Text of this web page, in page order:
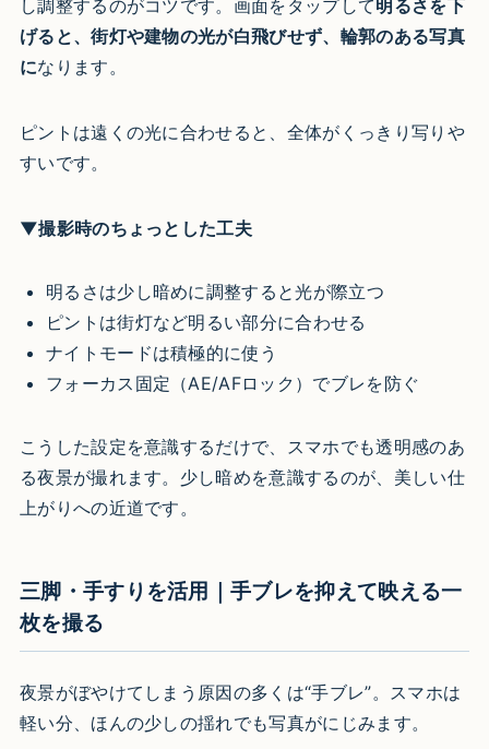
し調整するのがコツです。画面をタップして明るさを下
げると、街灯や建物の光が白飛びせず、輪郭のある写真
になります。
ピントは遠くの光に合わせると、全体がくっきり写りや
すいです。
▼撮影時のちょっとした工夫
明るさは少し暗めに調整すると光が際立つ
ピントは街灯など明るい部分に合わせる
ナイトモードは積極的に使う
フォーカス固定（AE/AFロック）でブレを防ぐ
こうした設定を意識するだけで、スマホでも透明感のあ
る夜景が撮れます。少し暗めを意識するのが、美しい仕
上がりへの近道です。
三脚・手すりを活用｜手ブレを抑えて映える一
枚を撮る
夜景がぼやけてしまう原因の多くは“手ブレ”。スマホは
軽い分、ほんの少しの揺れでも写真がにじみます。